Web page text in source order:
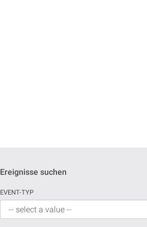
Ereignisse suchen
EVENT-TYP